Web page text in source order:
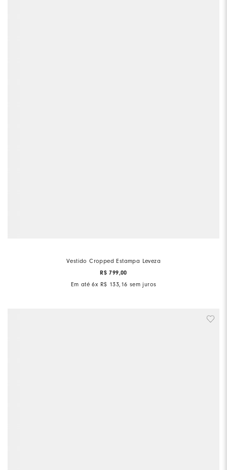
Vestido Cropped Estampa Leveza
R$ 799,00
Em até6x R$ 133, 16 sem juros